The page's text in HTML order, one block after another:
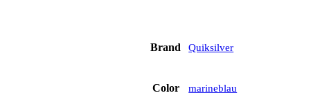
Brand Quiksilver
Color marineblau